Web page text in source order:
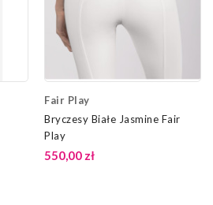
Fair Play
Bryczesy Białe Jasmine Fair
Play
550,00 zł